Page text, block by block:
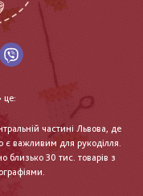
це:
частині Львова, де
є важливим для рукоділля.
близько 30 тис. товарів з